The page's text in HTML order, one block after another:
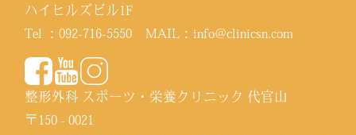
ハイヒルズビル1F
Tel ：092-716-5550 MAIL：info@clinicsn.com
整形外科 スポーツ・栄養クリニック 代官山
〒150 - 0021